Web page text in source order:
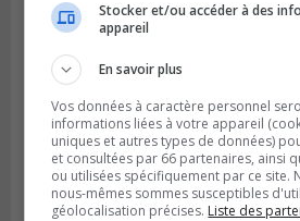
Publié le 6 août 2026 à 05h39
La grenade du camping
inoffensive
Stocker et/ou accéder à des
appareil
En savoir plus
Vos données à caractère personnel
informations liées à votre appareil
uniques et autres types de données)
et consultées par 66 partenaires, ainsi
ou utilisées spécifiquement par ce site.
nous-mêmes sommes susceptibles
géolocalisation précises. Liste des